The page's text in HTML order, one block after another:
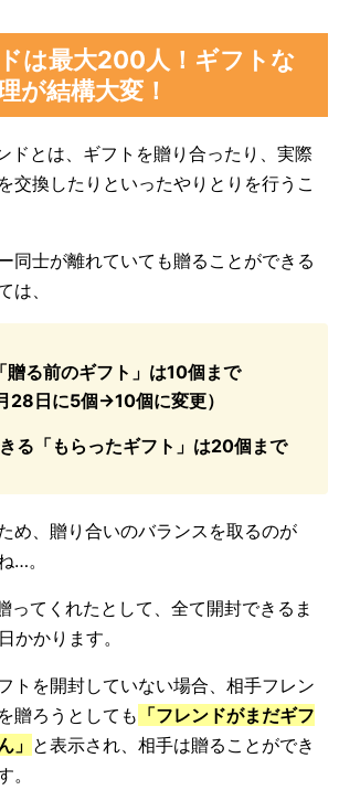
は最大200人！ギフトな
が結構大変！
ドとは、ギフトを贈り合ったり、実際
交換したりといったやりとりを行うこ
同士が離れていても贈ることができる
は、
贈る前のギフト」は10個まで
28日に5個→10個に変更）
る「もらったギフト」は20個まで
め、贈り合いのバランスを取るのが
…。
ってくれたとして、全て開封できるま
かかります。
トを開封していない場合、相手フレン
贈ろうとしても 「フレンドがまだギフ
」 と表示され、相手は贈ることができ
。